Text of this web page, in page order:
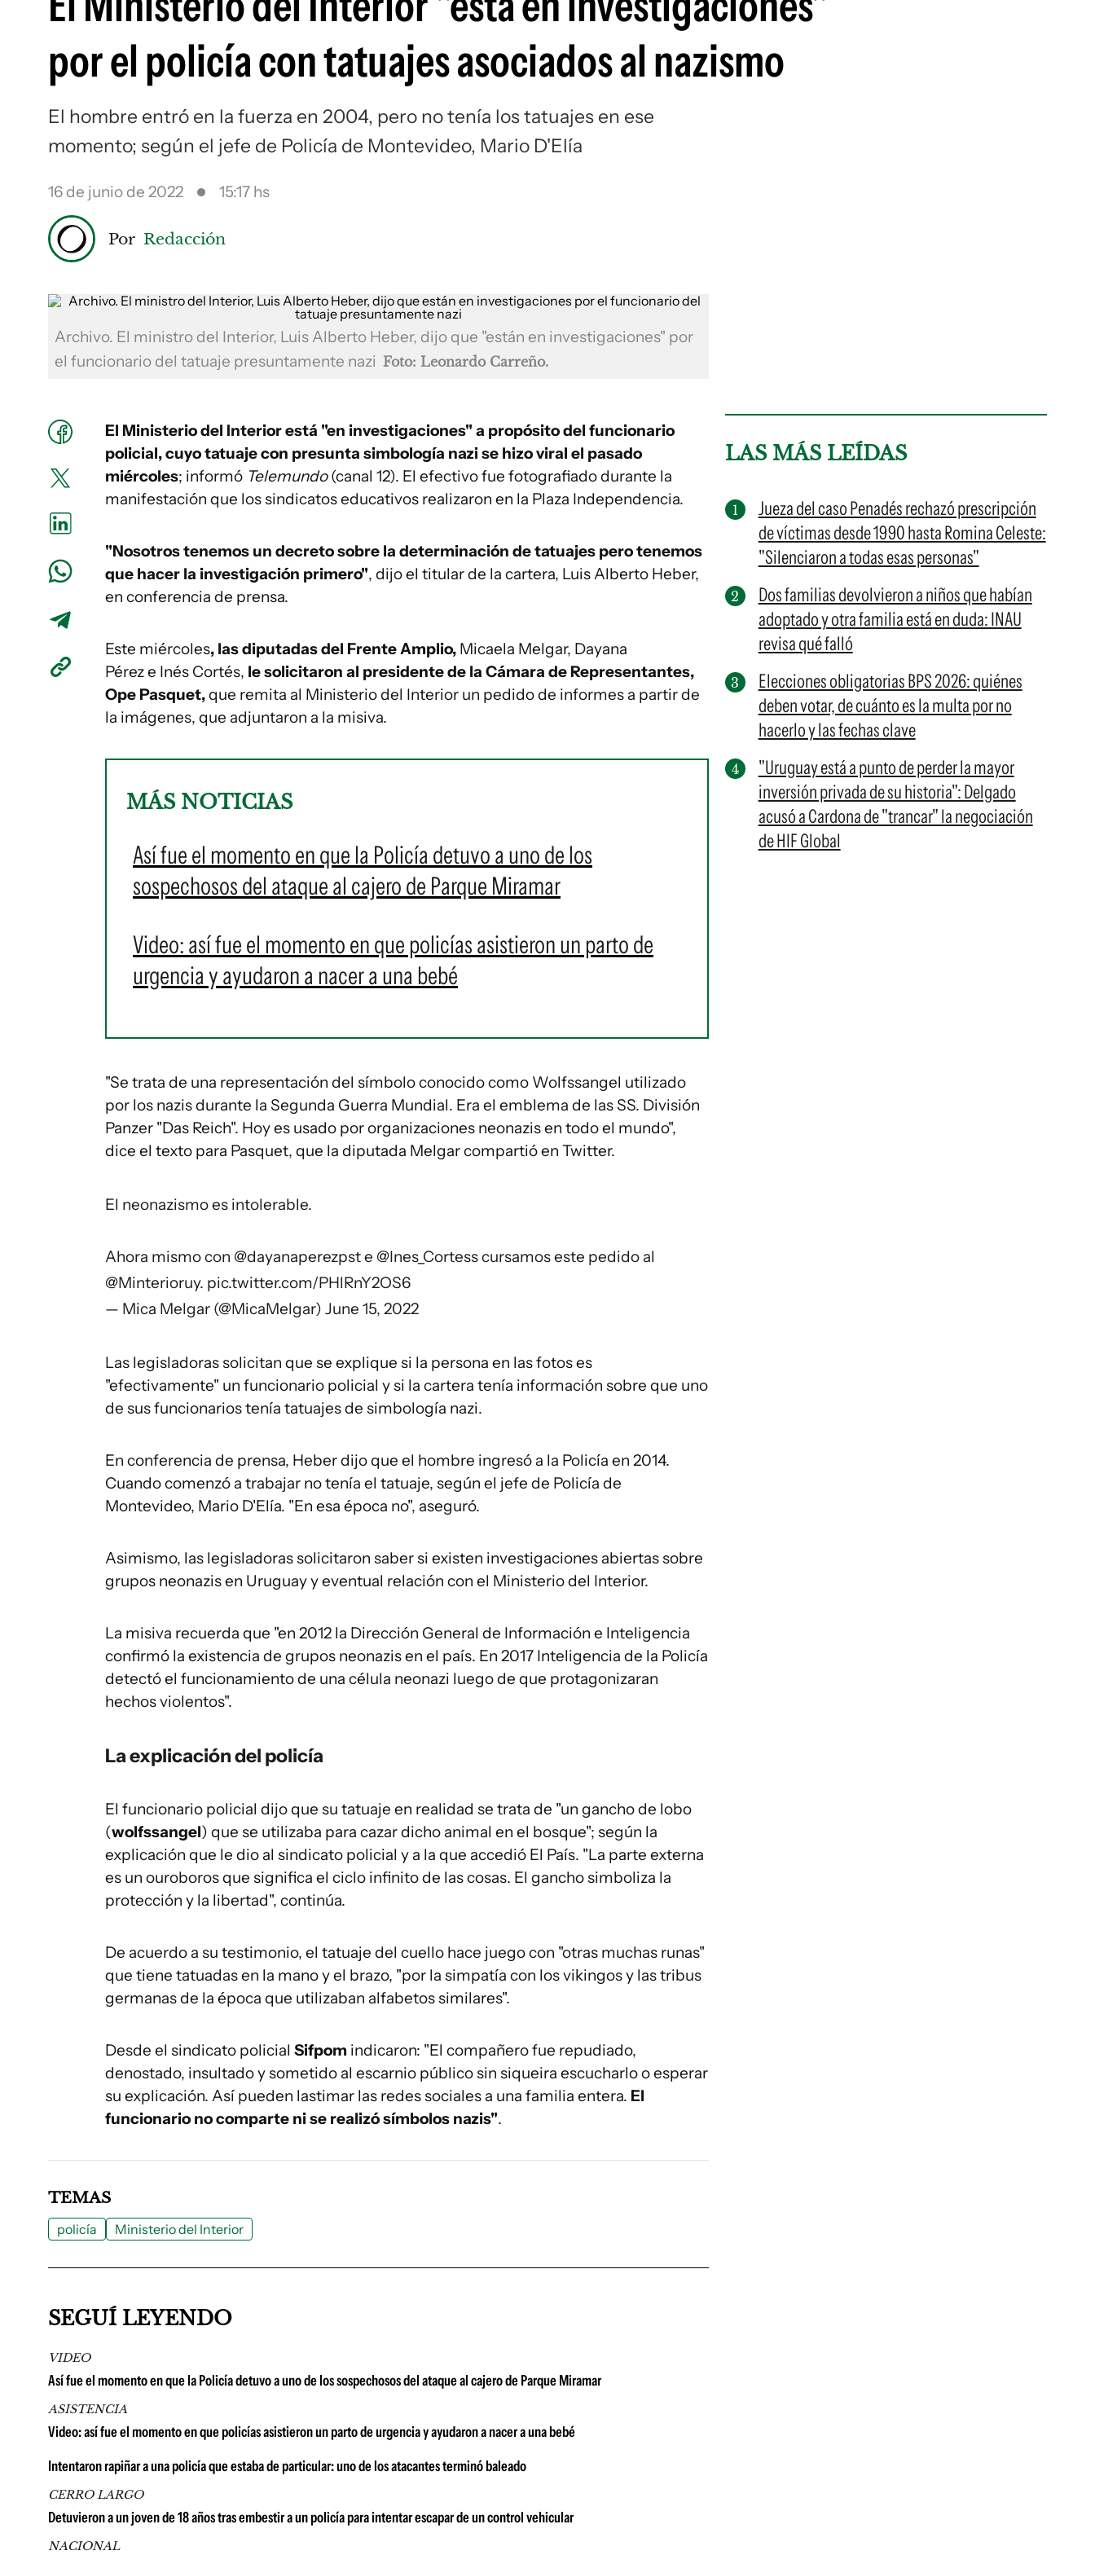
por el policía con tatuajes asociados al nazismo
El hombre entró en la fuerza en 2004, pero no tenía los tatuajes en ese
momento; según el jefe de Policía de Montevideo, Mario D'Elía
16 de junio de 2022 15:17 hs
Por Redacción
Archivo. El ministro del Interior, Luis Alberto Heber, dijo que "están en investigaciones" por
el funcionario del tatuaje presuntamente nazi Foto: Leonardo Carreño.
El Ministerio del Interior está "en investigaciones" a propósito del funcionario
policial, cuyo tatuaje con presunta simbología nazi se hizo viral el pasado
miércoles; informó Telemundo(canal 12). El efectivo fue fotografiado durante la
manifestación que los sindicatos educativos realizaron en la Plaza Independencia.
"Nosotros tenemos un decreto sobre la determinación de tatuajes pero tenemos
que hacer la investigación primero", dijo el titular de la cartera, Luis Alberto Heber,
en conferencia de prensa.
Este miércoles, las diputadas del Frente Amplio, Micaela Melgar, Dayana
Pérez e Inés Cortés, le solicitaron al presidente de la Cámara de Representantes,
Ope Pasquet,que remita al Ministerio del Interior un pedido de informes a partir de
la imágenes, que adjuntaron a la misiva.
MÁS NOTICIAS
Así fue el momento en que la Policía detuvo a uno de los
sospechosos del ataque al cajero de Parque Miramar
Video: así fue el momento en que policías asistieron un parto de
urgencia y ayudaron a nacer a una bebé
"Se trata de una representación del símbolo conocido como Wolfssangel utilizado
por los nazis durante la Segunda Guerra Mundial. Era el emblema de las SS. División
Panzer "Das Reich". Hoy es usado por organizaciones neonazis en todo el mundo",
dice el texto para Pasquet, que la diputada Melgar compartió en Twitter.
El neonazismo es intolerable.
Ahora mismo con @dayanaperezpste @Ines_Cortesscursamos este pedido al
@Minterioruy. pic.twitter.com/PHlRnY2OS6
— Mica Melgar (@MicaMelgar) June 15, 2022
Las legisladoras solicitan que se explique si la persona en las fotos es
"efectivamente" un funcionario policial y si la cartera tenía información sobre que uno
de sus funcionarios tenía tatuajes de simbología nazi.
En conferencia de prensa, Heber dijo que el hombre ingresó a la Policía en 2014.
Cuando comenzó a trabajar no tenía el tatuaje, según el jefe de Policía de
Montevideo, Mario D'Elía. "En esa época no", aseguró.
Asimismo, las legisladoras solicitaron saber si existen investigaciones abiertas sobre
grupos neonazis en Uruguay y eventual relación con el Ministerio del Interior.
La misiva recuerda que "en 2012 la Dirección General de Información e Inteligencia
confirmó la existencia de grupos neonazis en el país. En 2017 Inteligencia de la Policía
detectó el funcionamiento de una célula neonazi luego de que protagonizaran
hechos violentos".
La explicación del policía
El funcionario policial dijo que su tatuaje en realidad se trata de "un gancho de lobo
(wolfssangel) que se utilizaba para cazar dicho animal en el bosque"; según la
explicación que le dio al sindicato policial y a la que accedió El País. "La parte externa
es un ouroboros que significa el ciclo infinito de las cosas. El gancho simboliza la
protección y la libertad", continúa.
De acuerdo a su testimonio, el tatuaje del cuello hace juego con "otras muchas runas"
que tiene tatuadas en la mano y el brazo, "por la simpatía con los vikingos y las tribus
germanas de la época que utilizaban alfabetos similares".
Desde el sindicato policial Sifpom indicaron: "El compañero fue repudiado,
denostado, insultado y sometido al escarnio público sin siqueira escucharlo o esperar
su explicación. Así pueden lastimar las redes sociales a una familia entera. El
funcionario no comparte ni se realizó símbolos nazis".
LAS MÁS LEÍDAS
Jueza del caso Penadés rechazó prescripción
de víctimas desde 1990 hasta Romina Celeste:
"Silenciaron a todas esas personas"
Dos familias devolvieron a niños que habían
adoptado y otra familia está en duda: INAU
revisa qué falló
Elecciones obligatorias BPS 2026: quiénes
deben votar, de cuánto es la multa por no
hacerlo y las fechas clave
"Uruguay está a punto de perder la mayor
inversión privada de su historia": Delgado
acusó a Cardona de "trancar" la negociación
de HIF Global
TEMAS
policía Ministerio del Interior
SEGUÍ LEYENDO
VIDEO
Así fue el momento en que la Policía detuvo a uno de los sospechosos del ataque al cajero de Parque Miramar
ASISTENCIA
Video: así fue el momento en que policías asistieron un parto de urgencia y ayudaron a nacer a una bebé
Intentaron rapiñar a una policía que estaba de particular: uno de los atacantes terminó baleado
CERRO LARGO
Detuvieron a un joven de 18 años tras embestir a un policía para intentar escapar de un control vehicular
NACIONAL